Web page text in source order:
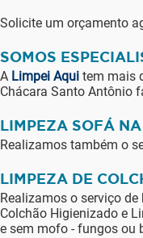
Solicite um orçamento
SOMOS
A Limpei Aqui tem mais
Chácara Santo Antônio
LIMPEZA SOFÁ
Realizamos também o
LIMPEZA DE
Realizamos o serviço
Colchão Higienizado e
e sem mofo - fungos ou